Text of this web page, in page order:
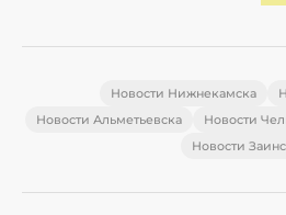
Новости Нижнекамска
Новости Альметьевска
Новости
Новости